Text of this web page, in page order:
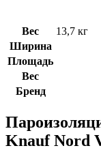
Вес
13,7 кг
Ширина
Площадь
Вес
Бренд
Knauf Nord